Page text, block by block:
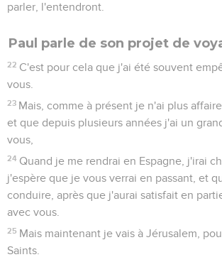
parler, l'entendront.
Paul parle de son projet de
22 C'est pour cela que j'ai été souvent
vous.
23 Mais, comme à présent je n'ai plus
et que depuis plusieurs années j'ai un
vous,
24 Quand je me rendrai en Espagne, j'irai
j'espère que je vous verrai en passant, et
conduire, après que j'aurai satisfait en
avec vous.
25 Mais maintenant je vais à Jérusalem,
Saints.